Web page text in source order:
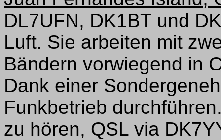
DL7UFN, DK1BT und
Luft. Sie arbeiten mit
Bändern vorwiegend in
Dank einer
Funkbetrieb
zu hören, QSL via